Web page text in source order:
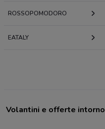
ROSSOPOMODORO
EATALY
Volantini e offerte intorno